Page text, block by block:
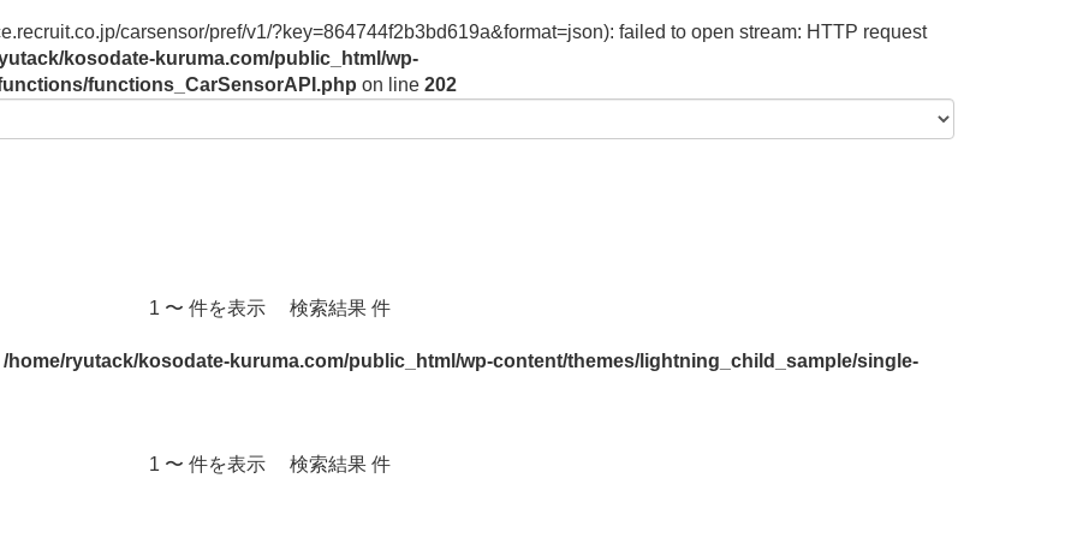
carsensor/pref/v1/?key=864744f2b3bd619a&format=json): failed to open stream: HTTP request
kosodate-kuruma.com/public_html/wp-
functions_CarSensorAPI.php on line 202
1 〜 件を表示 検索結果 件
/home/ryutack/kosodate-kuruma.com/public_html/wp-content/themes/lightning_child_sample/single-
1 〜 件を表示 検索結果 件